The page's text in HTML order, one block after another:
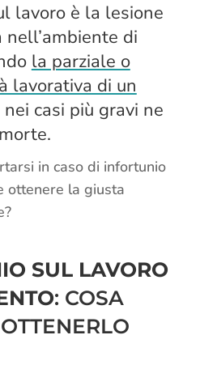
lavoro è la lesione
di
la parziale o
lavorativa di un
nei casi più gravi ne
in caso di infortunio
ottenere la giusta
SUL LAVORO
: COSA